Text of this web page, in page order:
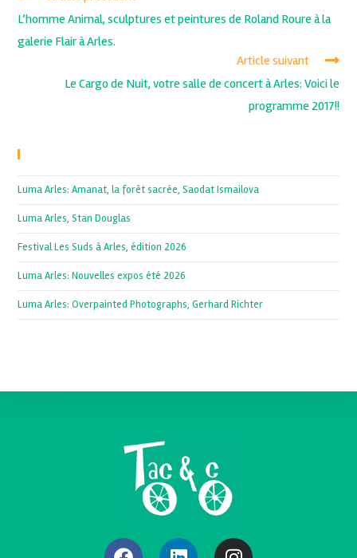
L’homme Animal, sculptures et peintures de Roland Roure à la
galerie Flair à Arles.
Article suivant
Le Cargo de Nuit, votre salle de concert à Arles: Voici le
programme 2017!!
Luma Arles: Amanat, la forêt sacrée, Saodat Ismailova
Luma Arles, Stan Douglas
Festival Les Suds à Arles, édition 2026
Luma Arles: Nouvelles expos été 2026
Luma Arles: Overpainted Photographs, Gerhard Richter